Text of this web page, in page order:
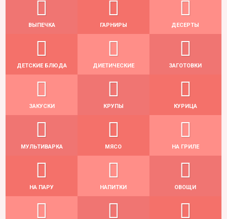
ВЫПЕЧКА ГАРНИРЫ ДЕСЕРТЫ
ДЕТСКИЕ БЛЮДА ДИЕТИЧЕСКИЕ ЗАГОТОВКИ
ЗАКУСКИ КРУПЫ КУРИЦА
МУЛЬТИВАРКА МЯСО НА ГРИЛЕ
НА ПАРУ НАПИТКИ ОВОЩИ